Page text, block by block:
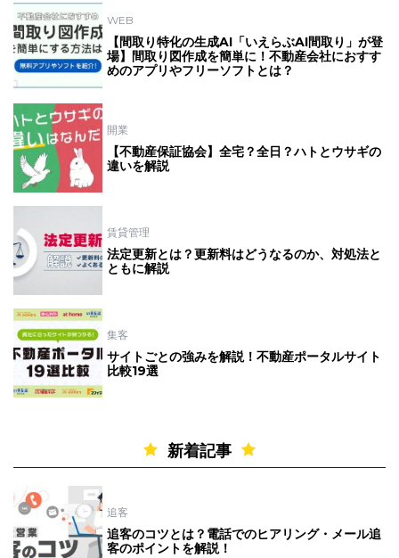
WEB
【間取り特化の生成AI「いえらぶAI間取り」が登
場】間取り図作成を簡単に！不動産会社におすす
めのアプリやフリーソフトとは？
開業
【不動産保証協会】全宅？全日？ハトとウサギの
違いを解説
賃貸管理
法定更新とは？更新料はどうなるのか、対処法と
ともに解説
集客
サイトごとの強みを解説！不動産ポータルサイト
比較19選
新着記事
追客
追客のコツとは？電話でのヒアリング・メール追
客のポイントを解説！